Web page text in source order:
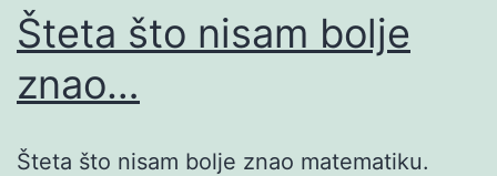
Šteta što nisam bolje
znao…
Šteta što nisam bolje znao matematiku.